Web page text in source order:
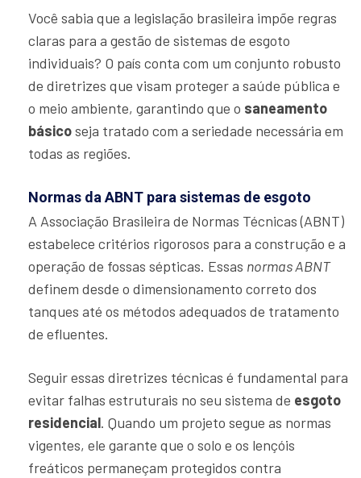
Você sabia que a legislação brasileira impõe regras
claras para a gestão de sistemas de esgoto
individuais? O país conta com um conjunto robusto
de diretrizes que visam proteger a saúde pública e
o meio ambiente, garantindo que o saneamento
básicoseja tratado com a seriedade necessária em
todas as regiões.
Normas da ABNT para sistemas de esgoto
A Associação Brasileira de Normas Técnicas (ABNT)
estabelece critérios rigorosos para a construção e a
operação de fossas sépticas. Essas normas ABNT
definem desde o dimensionamento correto dos
tanques até os métodos adequados de tratamento
de efluentes.
Seguir essas diretrizes técnicas é fundamental para
evitar falhas estruturais no seu sistema de esgoto
residencial. Quando um projeto segue as normas
vigentes, ele garante que o solo e os lençóis
freáticos permaneçam protegidos contra